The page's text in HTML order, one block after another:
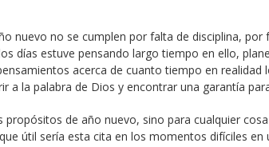
nuevo no se cumplen por falta de disciplina, por
días estuve pensando largo tiempo en ello,
acerca de cuanto tiempo en realidad
a la palabra de Dios y encontrar una garantía
de año nuevo, sino para cualquier
útil sería esta cita en los momentos difíciles